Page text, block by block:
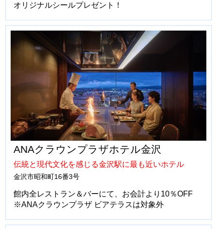
オリジナルシールプレゼント！
ANAクラウンプラザホテル金沢
伝統と現代文化を感じる金沢駅に最も近いホテル
金沢市昭和町16番3号
館内全レストラン＆バーにて、お会計より10％OFF
※ANAクラウンプラザ ビアテラスは対象外